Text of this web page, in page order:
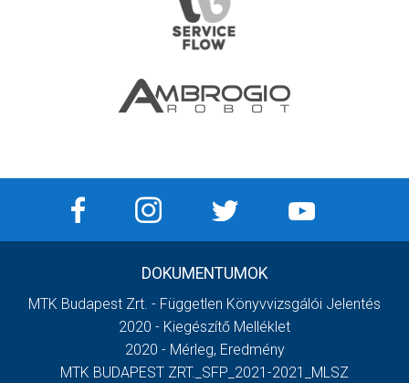
DOKUMENTUMOK
MTK Budapest Zrt. - Független Könyvvizsgálói Jelentés
2020 - Kiegészítő Melléklet
2020 - Mérleg, Eredmény
MTK BUDAPEST ZRT._SFP_2021-2021_MLSZ